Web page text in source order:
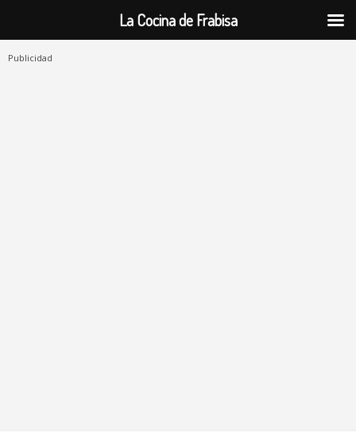
Publicidad
La Cocina de Frabisa